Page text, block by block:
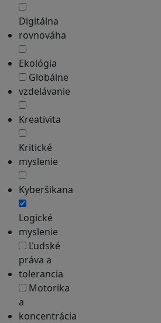
Digitálna
rovnováha
Ekológia
Globálne
vzdelávanie
Kreativita
Kritické
myslenie
Kyberšikana
Logické
myslenie
Ľudské
práva a
tolerancia
Motorika
a
koncentrácia